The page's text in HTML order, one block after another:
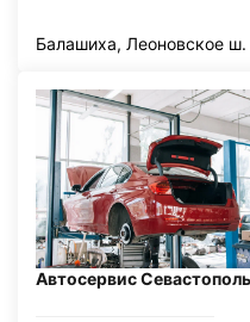
Балашиха, Леоновское ш.
Автосервис